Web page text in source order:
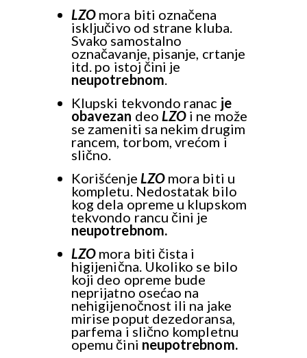
LZO mora biti označena
isključivo od strane kluba.
Svako samostalno
označavanje, pisanje, crtanje
itd. po istoj čini je
neupotrebnom
Klupski tekvondo ranac je
obavezan deo LZO i ne može
se zameniti sa nekim drugim
rancem, torbom, vrećom i
slično.
Korišćenje LZO mora biti u
kompletu. Nedostatak bilo
kog dela opreme u klupskom
tekvondo rancu čini je
neupotrebnom.
LZO mora biti čista i
higijenična. Ukoliko se bilo
koji deo opreme bude
neprijatno osećao na
nehigijenočnost ili na jake
mirise poput dezedoransa,
parfema i slično kompletnu
opemu čini neupotrebnom.